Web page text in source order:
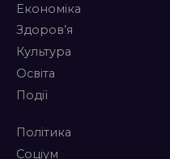
Економіка
Здоров’я
Культура
Освіта
Події
Політика
Соціум